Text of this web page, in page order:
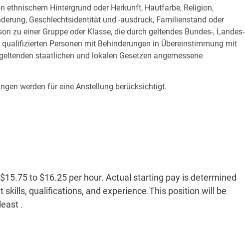
ethnischem Hintergrund oder Herkunft, Hautfarbe, Religion,
Geschlechtsidentität und -ausdruck, Familienstand oder
zu einer Gruppe oder Klasse, die durch geltendes Bundes-, Landes-
Personen mit Behinderungen in Übereinstimmung mit
staatlichen und lokalen Gesetzen angemessene
werden für eine Anstellung berücksichtigt.
to $16.25 per hour. Actual starting pay is determined
skills, qualifications, and experience.This position will be
.